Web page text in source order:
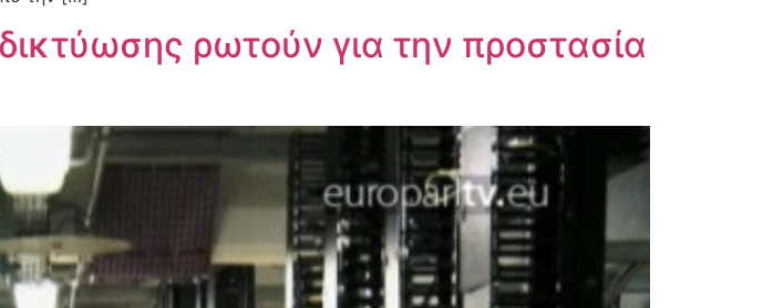
ρωτούν για την προστασία